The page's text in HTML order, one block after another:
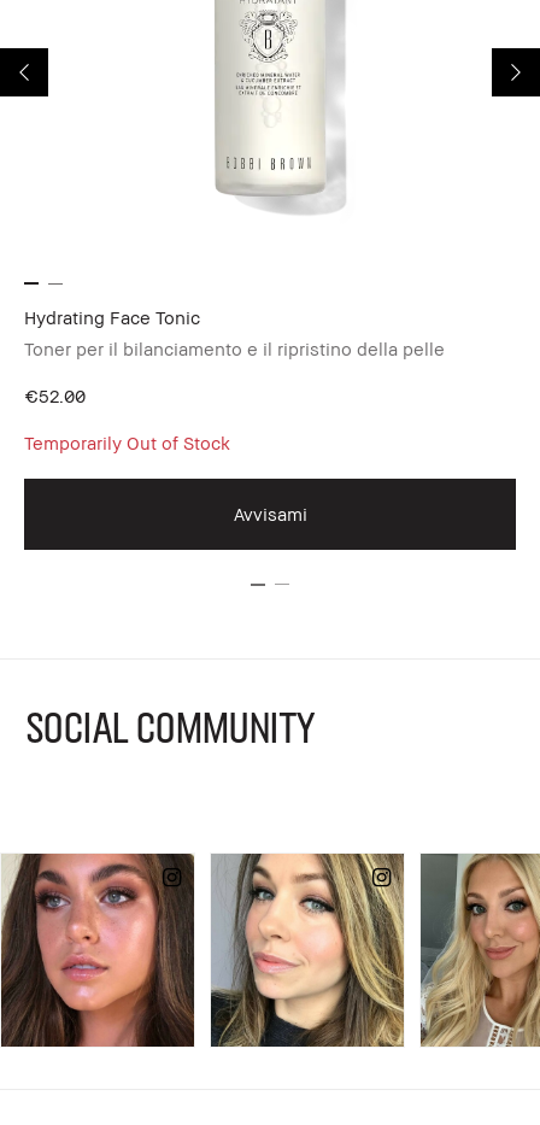
Hydrating Face Tonic
Toner per il bilanciamento e il ripristino della pelle
€52.00
Temporarily Out of Stock
Avvisami
SOCIAL COMMUNITY